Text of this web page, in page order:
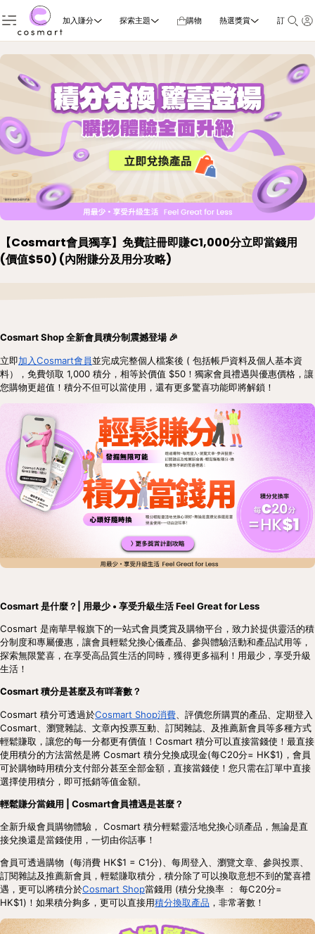
加入賺分 探索主題 購物 熱選獎賞 訂閱雜誌
【Cosmart會員獨享】免費註冊即賺C1,000分立即當錢用
(價值$50) (內附賺分及用分攻略)
Cosmart Shop 全新會員積分制震撼登場 🎉
立即加入Cosmart會員並完成完整個人檔案後 ( 包括帳戶資料及個人基本資
料），免費領取 1,000 積分，相等於價值 $50！獨家會員禮遇與優惠價格，讓
您購物更超值！積分不但可以當使用，還有更多驚喜功能即將解鎖！
Cosmart 是什麼？| 用最少 • 享受升級生活 Feel Great for Less
Cosmart 是南華早報旗下的一站式會員獎賞及購物平台，致力於提供靈活的積
分制度和專屬優惠，讓會員輕鬆兌換心儀產品、參與體驗活動和產品試用等，
探索無限驚喜，在享受高品質生活的同時，獲得更多福利！用最少，享受升級
生活！
Cosmart 積分是甚麼及有咩著數？
Cosmart 積分可透過於Cosmart Shop消費 、評價您所購買的產品、定期登入
Cosmart、瀏覽雜誌、文章內投票互動、訂閱雜誌、及推薦新會員等多種方式
輕鬆賺取，讓您的每一分都更有價值！Cosmart 積分可以直接當錢使！最直接
使用積分的方法當然是將 Cosmart 積分兌換成現金(每C20分= HK$1) ，會員
可於購物時用積分支付部分甚至全部金額，直接當錢使！您只需在訂單中直接
選擇使用積分，即可抵銷等值金額。
輕鬆賺分當錢用 | Cosmart會員禮遇是甚麼？
全新升級會員購物體驗， Cosmart 積分輕鬆靈活地兌換心頭產品，無論是直
接兌換還是當錢使用，一切由你話事！
會員可透過購物 (每消費 HK$1 = C1分)、每周登入、瀏覽文章、參與投票、
訂閱雜誌及推薦新會員，輕鬆賺取積分，積分除了可以換取意想不到的驚喜禮
遇，更可以將積分於Cosmart Shop當錢用 (積分兌換率 ： 每C20分=
HK$1)！如果積分夠多，更可以直接用積分換取產品 ，非常著數！